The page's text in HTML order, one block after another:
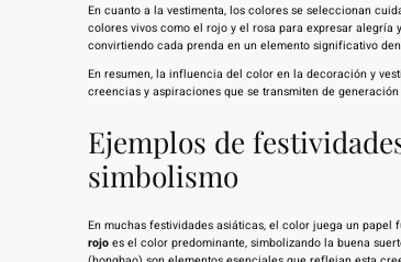
En cuanto a la vestimenta, los colores se seleccionan
colores vivos como el rojo y el rosa para expresar
convirtiendo cada prenda en un elemento significativo
En resumen, la influencia del color en la decoración y
creencias y aspiraciones que se transmiten de
Ejemplos de
simbolismo
En muchas festividades asiáticas, el color juega un
rojo es el color predominante, simbolizando la buena